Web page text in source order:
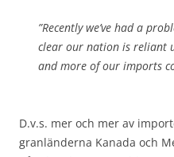
”Recently we’ve had a
clear our nation is reliant
and more of our imports
D.v.s. mer och mer av
granländerna Kanada och